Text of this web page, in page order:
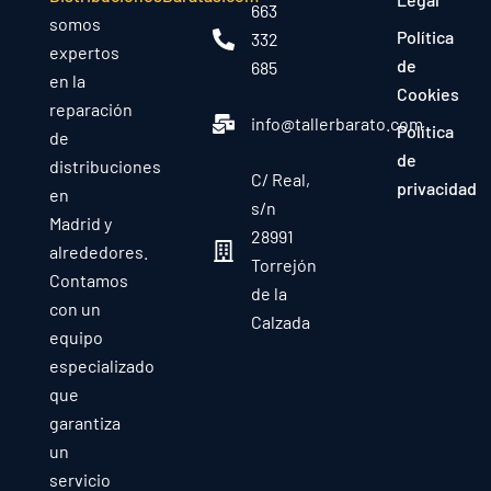
somos
expertos
en la
reparación
de
distribuciones
en
Madrid y
alrededores.
Contamos
con un
equipo
especializado
que
garantiza
un
servicio
663
332
685
info@tallerbarato.com
C/ Real,
s/n
28991
Torrejón
de la
Calzada
Política
de
Cookies
Política
de
privacidad